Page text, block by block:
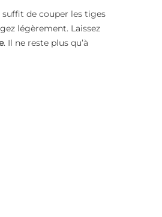
de couper les tiges
légèrement. Laissez
. Il ne reste plus qu’à